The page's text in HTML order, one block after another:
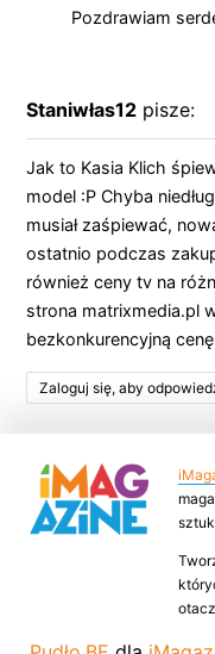
Pozdrawiam
Staniwłas12 pisze:
Jak to Kasia Klich
model :P Chyba
musiał zaśpiewać,
ostatnio podczas
również ceny tv na
strona matrixmedia.pl
bezkonkurencyjną
Zaloguj się, aby